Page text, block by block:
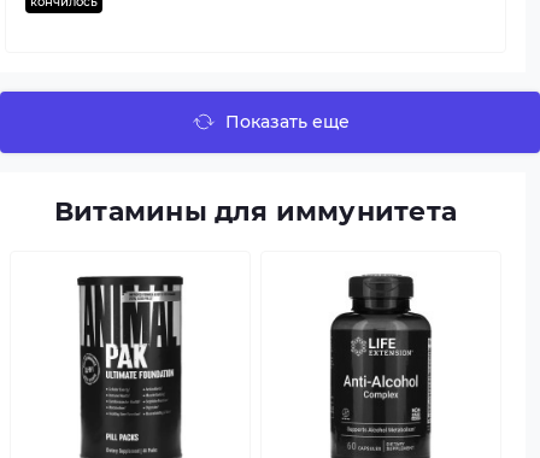
Показать еще
Витамины для иммунитета